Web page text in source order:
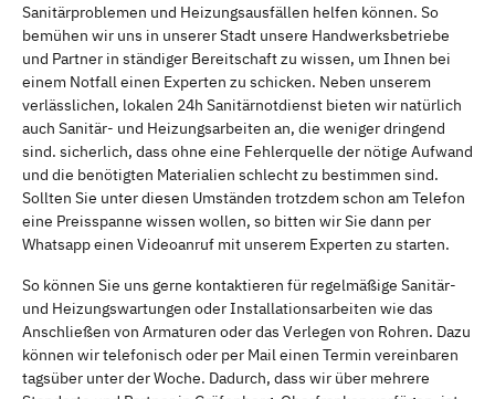
Sanitärproblemen und Heizungsausfällen helfen können. So
bemühen wir uns in unserer Stadt unsere Handwerksbetriebe
und Partner in ständiger Bereitschaft zu wissen, um Ihnen bei
einem Notfall einen Experten zu schicken. Neben unserem
verlässlichen, lokalen 24h Sanitärnotdienst bieten wir natürlich
auch Sanitär- und Heizungsarbeiten an, die weniger dringend
sind. sicherlich, dass ohne eine Fehlerquelle der nötige Aufwand
und die benötigten Materialien schlecht zu bestimmen sind.
Sollten Sie unter diesen Umständen trotzdem schon am Telefon
eine Preisspanne wissen wollen, so bitten wir Sie dann per
Whatsapp einen Videoanruf mit unserem Experten zu starten.
So können Sie uns gerne kontaktieren für regelmäßige Sanitär-
und Heizungswartungen oder Installationsarbeiten wie das
Anschließen von Armaturen oder das Verlegen von Rohren. Dazu
können wir telefonisch oder per Mail einen Termin vereinbaren
tagsüber unter der Woche. Dadurch, dass wir über mehrere